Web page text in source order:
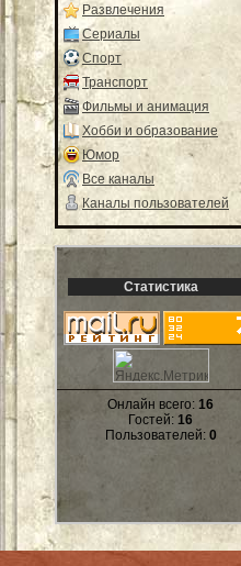
Развлечения
Сериалы
Спорт
Транспорт
Фильмы и анимация
Хобби и образование
Юмор
Все каналы
Каналы пользователей
Статистика
Онлайн всего:16
Гостей:16
Пользователей: 0